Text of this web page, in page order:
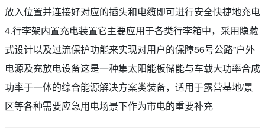
放入位置并连接好对应的插头和电缆即可进行安全快捷地充电
4.行李架内置充电装置它主要应用于各类行李箱中，采用隐藏
式设计以及过流保护功能来实现对用户的保障56号公路”户外
电源及充放电设备这是一种集太阳能板储能与车载大功率合成
功率于一体的综合能源解决方案类装备，适用于露营基地/景
区等各种需要应急用电场景下作为市电的重要补充